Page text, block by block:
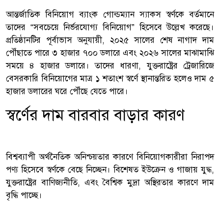
আন্তর্জাতিক বিনিয়োগ ব্যাংক গোল্ডম্যান স্যাকস স্বর্ণকে বর্তমানে
তাদের “সবচেয়ে নির্ভরযোগ্য বিনিয়োগ” হিসেবে উল্লেখ করেছে।
প্রতিষ্ঠানটির পূর্বাভাস অনুযায়ী, ২০২৫ সালের শেষ নাগাদ দাম
পৌঁছাতে পারে ৩ হাজার ৭০০ ডলারে এবং ২০২৬ সালের মাঝামাঝি
সময়ে ৪ হাজার ডলারে। তাদের ধারণা, যুক্তরাষ্ট্রের ট্রেজারিজে
বেসরকারি বিনিয়োগের মাত্র ১ শতাংশ স্বর্ণে স্থানান্তরিত হলেও দাম ৫
হাজার ডলারের ঘরে পৌঁছে যেতে পারে।
স্বর্ণের দাম বারবার বাড়ার কারণ
বিশ্বব্যাপী অর্থনৈতিক অনিশ্চয়তার কারণে বিনিয়োগকারীরা নিরাপদ
পণ্য হিসেবে স্বর্ণকে বেছে নিচ্ছেন। বিশেষত ইউক্রেন ও গাজায় যুদ্ধ,
যুক্তরাষ্ট্রের বাণিজ্যনীতি, এবং বৈশ্বিক মুদ্রা অস্থিরতার কারণে দাম
বৃদ্ধি পাচ্ছে।